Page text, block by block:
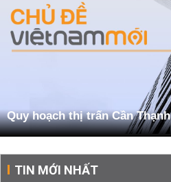
Quy hoạch thị trấn Cần Thạnh
TIN MỚI NHẤT